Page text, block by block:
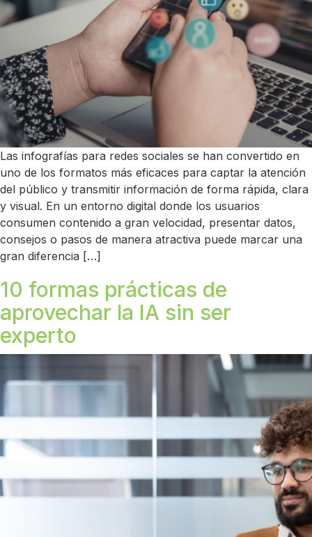
Las infografías para redes sociales se han convertido en
uno de los formatos más eficaces para captar la atención
del público y transmitir información de forma rápida, clara
y visual. En un entorno digital donde los usuarios
consumen contenido a gran velocidad, presentar datos,
consejos o pasos de manera atractiva puede marcar una
gran diferencia […]
10 formas prácticas de
aprovechar la IA sin ser
experto